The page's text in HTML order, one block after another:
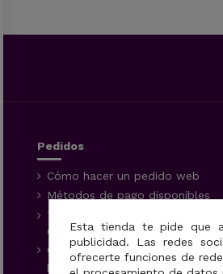
Pedidos
Cómo hacer un pedido web
Métodos de pago disponibles
Tiempos y métodos de
entrega
Conocer el estado de mi
pedido
Esta tienda te pide que
publicidad. Las redes
ofrecerte funciones de